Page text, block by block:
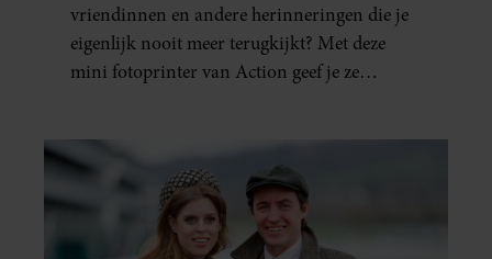
vriendinnen en andere herinneringen die je
eigenlijk nooit meer terugkijkt? Met deze
mini fotoprinter van Action geef je ze
al in handen.